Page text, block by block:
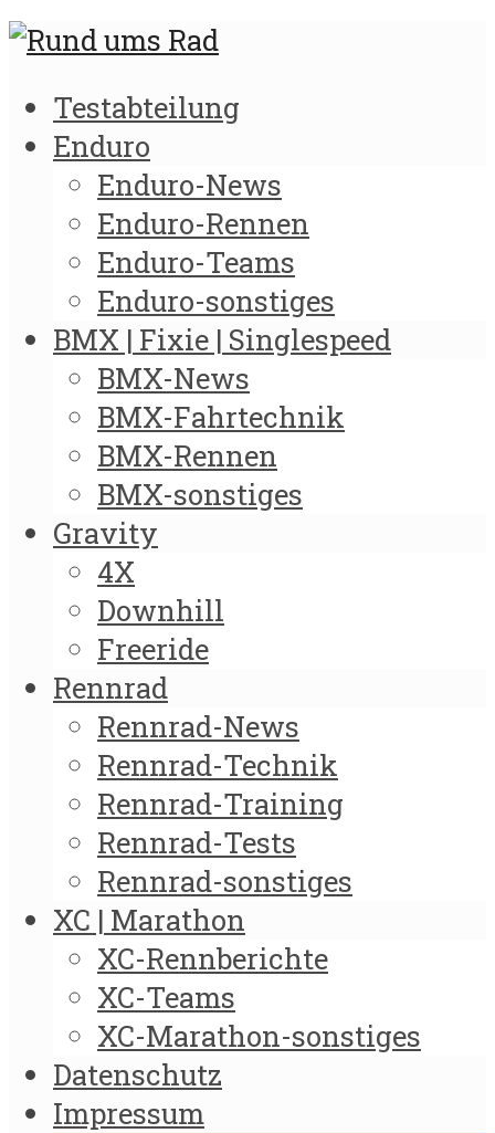
Testabteilung
Enduro
Enduro-News
Enduro-Rennen
Enduro-Teams
Enduro-sonstiges
BMX | Fixie | Singlespeed
BMX-News
BMX-Fahrtechnik
BMX-Rennen
BMX-sonstiges
Gravity
4X
Downhill
Freeride
Rennrad
Rennrad-News
Rennrad-Technik
Rennrad-Training
Rennrad-Tests
Rennrad-sonstiges
XC | Marathon
XC-Rennberichte
XC-Teams
XC-Marathon-sonstiges
Datenschutz
Impressum